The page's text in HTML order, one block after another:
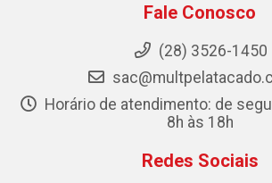
Fale Conosco
(28) 3526-1450
Horário de atendimento: de
8h às 18h
Redes Sociais